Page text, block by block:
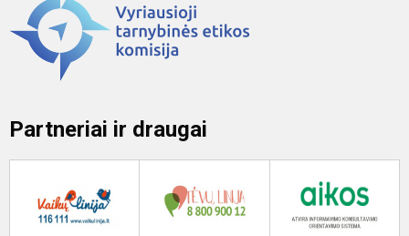
Partneriai ir draugai